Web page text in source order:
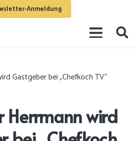
Anmeldung
Gastgeber bei „Chefkoch TV“
Herrmann wird